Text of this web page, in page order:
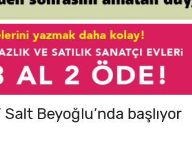
Salt Beyoğlu’nda başlıyor